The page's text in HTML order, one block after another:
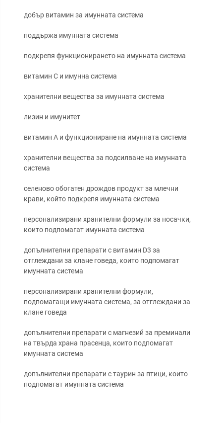
добър витамин за имунната система
поддържа имунната система
подкрепя функционирането на имунната система
витамин С и имунна система
хранителни вещества за имунната система
лизин и имунитет
витамин А и функциониране на имунната система
хранителни вещества за подсилване на имунната
система
селеново обогатен дрождов продукт за млечни
крави, който подкрепя имунната система
персонализирани хранителни формули за носачки,
които подпомагат имунната система
допълнителни препарати с витамин D3 за
отглеждани за клане говеда, които подпомагат
имунната система
персонализирани хранителни формули,
подпомагащи имунната система, за отглеждани за
клане говеда
допълнителни препарати с магнезий за преминали
на твърда храна прасенца, които подпомагат
имунната система
допълнителни препарати с таурин за птици, които
подпомагат имунната система